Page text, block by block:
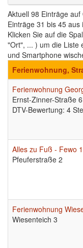
Aktuell 98 Einträge
Einträge 31 bis 45 aus
Klicken Sie auf die
"Ort", ... ) um die Liste
und Smartphone
Ferienwohnung,
Ferienwohnung
Ernst-Zinner-Straße 6
DTV-Bewertung: 4
Alles zu Fuß - Fewo
Pfeuferstraße 2
Ferienwohnung
Wiesenteich 3